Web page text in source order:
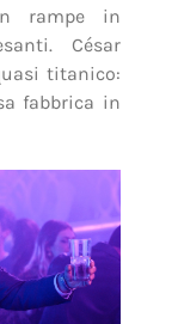
rampe in
César
titanico:
fabbrica in